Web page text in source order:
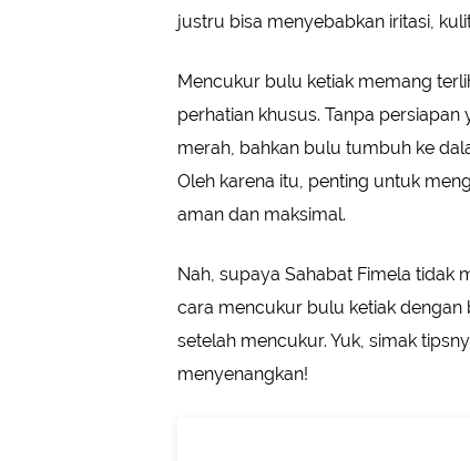
justru bisa menyebabkan iritasi,
Mencukur bulu ketiak memang
perhatian khusus. Tanpa
merah, bahkan bulu tumbuh ke
Oleh karena itu, penting untuk
aman dan maksimal.
Nah, supaya Sahabat Fimela tidak
cara mencukur bulu ketiak dengan
setelah mencukur. Yuk, simak
menyenangkan!